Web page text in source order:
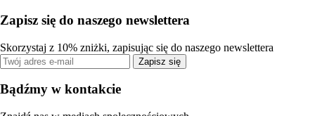
Zapisz się do naszego newslettera
Skorzystaj z 10% zniżki, zapisując się do naszego newslettera
Zapisz się
Bądźmy w kontakcie